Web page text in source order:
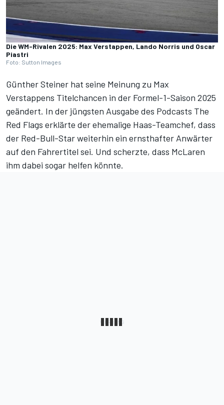
Die WM-Rivalen 2025: Max Verstappen, Lando Norris und Oscar
Piastri
Foto: Sutton Images
Günther Steiner hat seine Meinung zu Max
Verstappens Titelchancen in der Formel-1-Saison 2025
geändert. In der jüngsten Ausgabe des Podcasts The
Red Flags erklärte der ehemalige Haas-Teamchef, dass
der Red-Bull-Star weiterhin ein ernsthafter Anwärter
auf den Fahrertitel sei. Und scherzte, dass McLaren
ihm dabei sogar helfen könnte.